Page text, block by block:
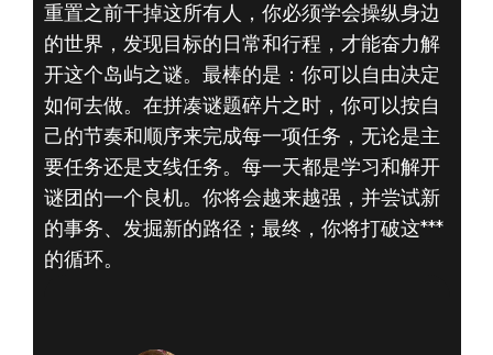
重置之前干掉这所有人，你必须学会操纵身边
的世界，发现目标的日常和行程，才能奋力解
开这个岛屿之谜。最棒的是：你可以自由决定
如何去做。在拼凑谜题碎片之时，你可以按自
己的节奏和顺序来完成每一项任务，无论是主
要任务还是支线任务。每一天都是学习和解开
谜团的一个良机。你将会越来越强，并尝试新
的事务、发掘新的路径；最终，你将打破这***
的循环。